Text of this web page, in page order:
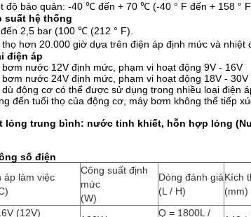
độ bảo quản: -40 ℃ đến + 70 ℃ (-40 ° F đến + 158 °
suất hệ thống
2,5 bar (100 ℃ (212 ° F).
thọ hơn 20.000 giờ dựa trên điện áp định mức và
điện áp
bơm nước 12V định mức, phạm vi hoạt động 9V - 16V
bơm nước 24V định mức, phạm vi hoạt động 18V - 30V
dù động cơ có thể được sử dụng trong nhiều loại điện
đến tuổi thọ của động cơ, máy bơm không thể tiếp
lỏng trung bình: nước tinh khiết, hỗn hợp lỏng
số điện
áp làm việc
Công suất định
mức
(W)
Dòng đánh giá
(L / H)
Kích
(mm)
(12V)
Q = 1800L /